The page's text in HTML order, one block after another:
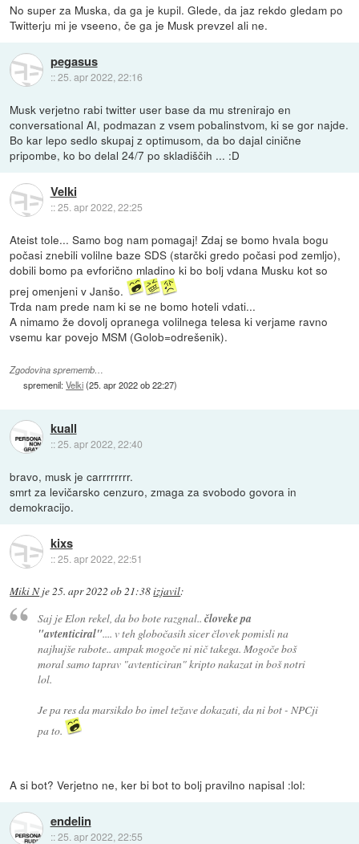
No super za Muska, da ga je kupil. Glede, da jaz rekdo gledam po
Twitterju mi je vseeno, če ga je Musk prevzel ali ne.
pegasus
::25. apr 2022, 22:16
Musk verjetno rabi twitter user base da mu strenirajo en
conversational AI, podmazan z vsem pobalinstvom, ki se gor najde.
Bo kar lepo sedlo skupaj z optimusom, da bo dajal cinične
pripombe, ko bo delal 24/7 po skladiščih ... :D
Velki
::25. apr 2022, 22:25
Ateist tole... Samo bog nam pomagaj! Zdaj se bomo hvala bogu
počasi znebili volilne baze SDS (starčki gredo počasi pod zemljo),
dobili bomo pa evforično mladino ki bo bolj vdana Musku kot so
prej omenjeni v Janšo.
Trda nam prede nam ki se ne bomo hoteli vdati...
A nimamo že dovolj opranega volilnega telesa ki verjame ravno
vsemu kar povejo MSM (Golob=odrešenik).
Zgodovina sprememb…
spremenil:Velki(25. apr 2022 ob 22:27)
kuall
::25. apr 2022, 22:40
bravo, musk je carrrrrrrr.
smrt za levičarsko cenzuro, zmaga za svobodo govora in
demokracijo.
kixs
::25. apr 2022, 22:51
Miki Nje25. apr 2022 ob 21:38izjavil:
Saj je Elon rekel, da bo bote razgnal.. človeke pa
"avtenticiral".... v teh globočasih sicer človek pomisli na
najhujše rabote.. ampak mogoče ni nič takega. Mogoče boš
moral samo taprav "avtenticiran" kripto nakazat in boš notri
lol.
Je pa res da marsikdo bo imel težave dokazati, da ni bot - NPCji
pa to.
A si bot? Verjetno ne, ker bi bot to bolj pravilno napisal :lol:
endelin
::25. apr 2022, 22:55